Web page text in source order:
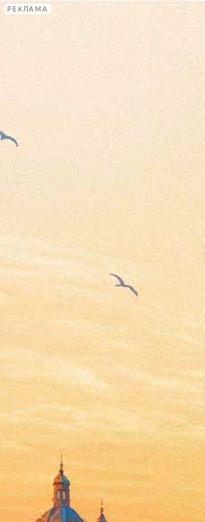
РЕКЛАМА
лекции
книги